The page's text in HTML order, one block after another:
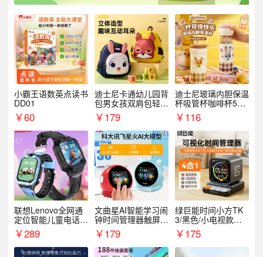
小霸王语数英点读书
DD01
￥60
迪士尼卡通幼儿园背
包男女孩双肩包轻便
可爱小背包B20107
￥179
迪士尼玻璃内胆保温
杯吸管杯咖啡杯530
MLH15135
￥116
联想Lenovo全网通
定位智能儿童电话手
表A1
￥289
文曲星AI智能学习闹
钟时间管理器触屏N
1pro
￥179
绿巨能时间小方TK
3/黑色/小电视款【T
K3】
￥175